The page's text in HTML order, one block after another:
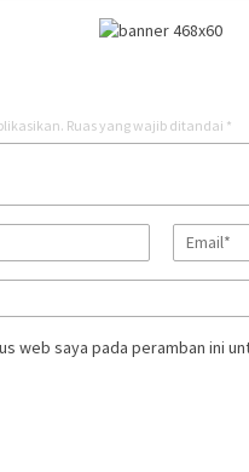
Ruas yang wajib ditandai *
web saya pada peramban ini